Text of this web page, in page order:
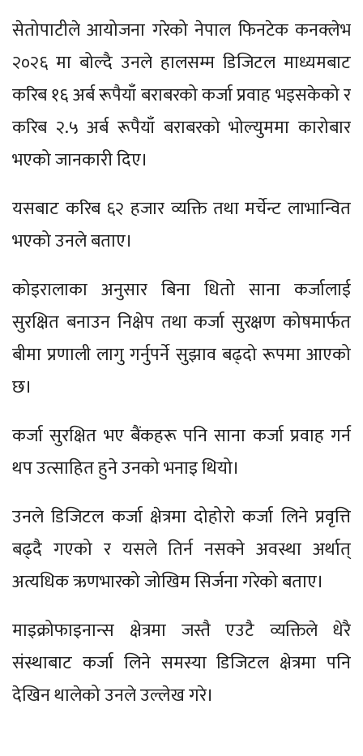
सेतोपाटीले आयोजना गरेको नेपाल फिनटेक कनक्लेभ
२०२६ मा बोल्दै उनले हालसम्म डिजिटल माध्यमबाट
करिब १६ अर्ब रूपैयाँ बराबरको कर्जा प्रवाह भइसकेको र
करिब २.५ अर्ब रूपैयाँ बराबरको भोल्युममा कारोबार
भएको जानकारी दिए।
यसबाट करिब ६२ हजार व्यक्ति तथा मर्चेन्ट लाभान्वित
भएको उनले बताए।
कोइरालाका अनुसार बिना धितो साना कर्जालाई
सुरक्षित बनाउन निक्षेप तथा कर्जा सुरक्षण कोषमार्फत
बीमा प्रणाली लागु गर्नुपर्ने सुझाव बढ्दो रूपमा आएको
छ।
कर्जा सुरक्षित भए बैंकहरू पनि साना कर्जा प्रवाह गर्न
थप उत्साहित हुने उनको भनाइ थियो।
उनले डिजिटल कर्जा क्षेत्रमा दोहोरो कर्जा लिने प्रवृत्ति
बढ्दै गएको र यसले तिर्न नसक्ने अवस्था अर्थात्
अत्यधिक ऋणभारको जोखिम सिर्जना गरेको बताए।
माइक्रोफाइनान्स क्षेत्रमा जस्तै एउटै व्यक्तिले धेरै
संस्थाबाट कर्जा लिने समस्या डिजिटल क्षेत्रमा पनि
देखिन थालेको उनले उल्लेख गरे।